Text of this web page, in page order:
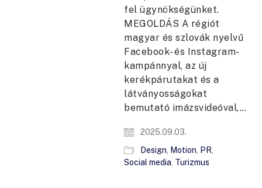
fel ügynökségünket.
MEGOLDÁS A régiót
magyar és szlovák nyelvű
Facebook- és Instagram-
kampánnyal, az új
kerékpárutakat és a
látványosságokat
bemutató imázsvideóval,…
2025.09.03.
Design
Motion PR
Social media Turizmus